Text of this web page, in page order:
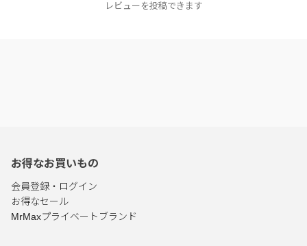
レビューを投稿できます
お得なお買いもの
会員登録・ログイン
お得なセール
MrMaxプライベートブランド